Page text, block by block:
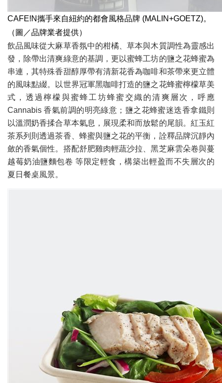
CAFE!N攜手來自紐約的都會風格品牌 (MALIN+GOETZ)。
（圖／品牌業者提供）
飲品風味從大麻草香氛中的柑橘、草本與木質調性為靈感出
發，除帶出清爽綠意的基調，更以蜜蜂⼯坊的鹽之花蜂蜜為
串連，其特殊香甜醇厚帶有清新花香為咖啡和茶帶來更立體
的風味點綴。以世界冠軍黑咖啡打造的鹽之花蜂蜜檸檬草美
式，透過檸檬與蜜蜂工坊蜂蜜交織的清爽層次，呼應
Cannabis 香氣前調的明亮綠意；鹽之花蜂蜜迷迭香拿鐵則
以溫潤奶香揉合草本氣息，展現柔和而放鬆的尾韻。紅玉紅
茶系列則透過茶香、蜂蜜與鹽之花的平衡，詮釋品牌沉靜內
斂的香氣個性。搭配舒肥雞肉輕蔬沙拉、黑芝麻雲朵卷與蔓
越莓奶油鹽麵包卷 等限定輕食，構築出輕盈而不失層次的
夏日餐桌風景。